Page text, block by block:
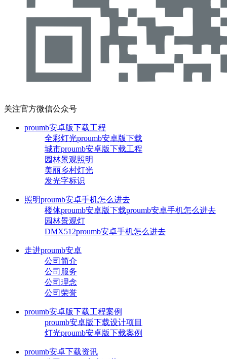
关注官方微信公众号
proumb安卓版下载工程
全彩灯光proumb安卓版下载
城市proumb安卓版下载工程
园林景观照明
美丽乡村灯光
发光字标识
照明proumb安卓手机怎么进去
楼体proumb安卓版下载proumb安卓手机怎么进去
园林景观灯
DMX512proumb安卓手机怎么进去
走进proumb安卓
公司简介
公司服务
公司理念
公司荣誉
proumb安卓版下载工程案例
proumb安卓版下载设计项目
灯光proumb安卓版下载案例
proumb安卓下载资讯